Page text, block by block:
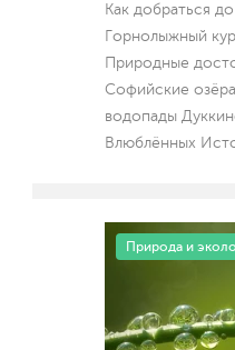
Как добраться
Горнолыжный
Природные
Софийские
водопады
Влюблённых
Природа и